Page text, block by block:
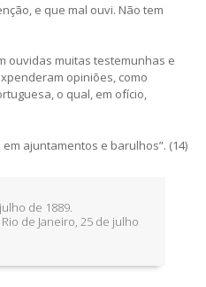
e que mal ouvi. Não tem
ouvidas muitas testemunhas e
opiniões, como
o qual, em ofício,
ajuntamentos e barulhos”. (14)
de 1889.
de Janeiro, 25 de julho